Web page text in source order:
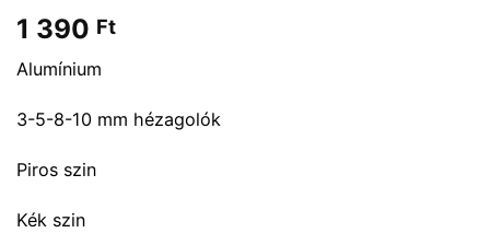
1 390 Ft
Alumínium
3-5-8-10 mm hézagolók
Piros szin
Kék szin